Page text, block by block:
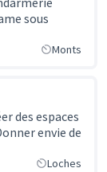
sous
Monts
des espaces
envie de
Loches